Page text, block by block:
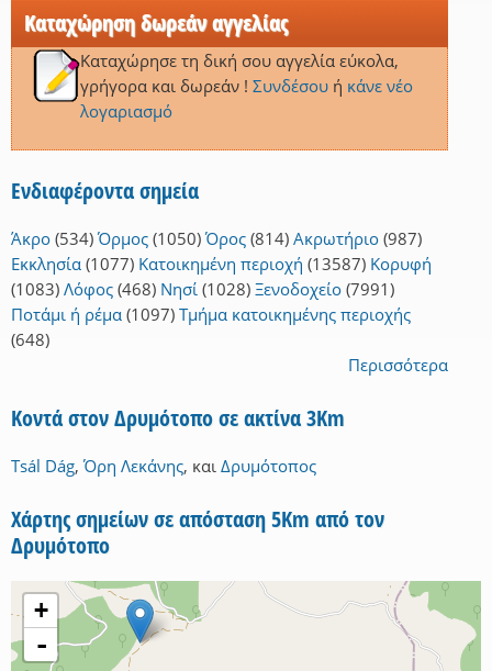
Καταχώρηση δωρεάν αγγελίας
Καταχώρησε τη δική σου αγγελία εύκολα,
γρήγορα και δωρεάν ! Συνδέσουή κάνε νέο
λογαριασμό
Ενδιαφέροντα σημεία
Άκρο (534) Όρμος (1050) Όρος (814) Ακρωτήριο (987)
Εκκλησία (1077) Κατοικημένη περιοχή (13587) Κορυφή
(1083) Λόφος (468) Νησί (1028) Ξενοδοχείο (7991)
Ποτάμι ή ρέμα (1097) Τμήμα κατοικημένης περιοχής
(648)
Περισσότερα
Κοντά στον Δρυμότοπο σε ακτίνα 3Km
Tsál Dág,Όρη Λεκάνης, και Δρυμότοπος
Χάρτης σημείων σε απόσταση 5Km από τον
Δρυμότοπο
+
-